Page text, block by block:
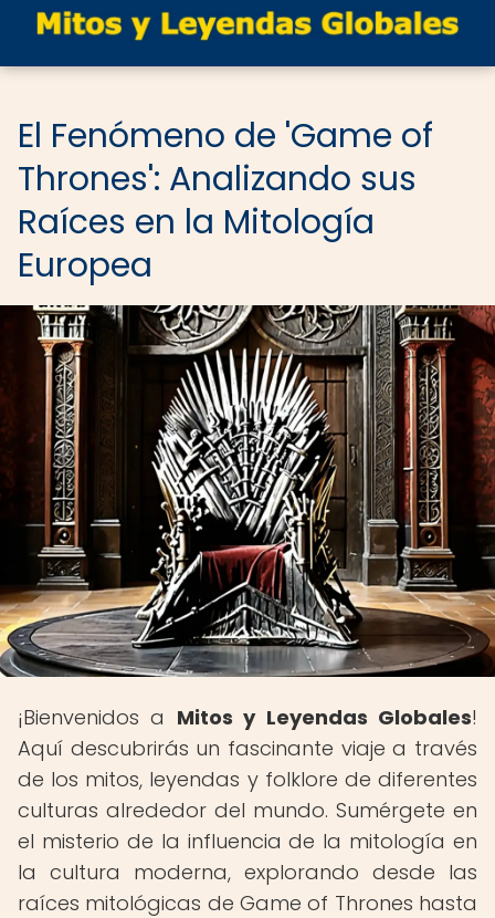
El Fenómeno de 'Game of
Thrones': Analizando sus
Raíces en la Mitología
Europea
¡Bienvenidos a Mitos y Leyendas Globales!
Aquí descubrirás un fascinante viaje a través
de los mitos, leyendas y folklore de diferentes
culturas alrededor del mundo. Sumérgete en
el misterio de la influencia de la mitología en
la cultura moderna, explorando desde las
raíces mitológicas de Game of Thrones hasta